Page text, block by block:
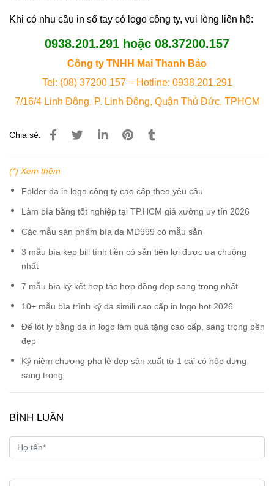
Khi có nhu cầu in sổ tay có logo công ty, vui lòng liên hệ:
0938.201.291 hoặc 08.37200.157
Công ty TNHH Mai Thanh Bảo
Tel: (08) 37200 157 – Hotline: 0938.201.291
7/16/4 Linh Đông, P. Linh Đông, Quận Thủ Đức, TPHCM
Chia sẻ:
(*) Xem thêm
Folder da in logo công ty cao cấp theo yêu cầu
Làm bìa bằng tốt nghiệp tại TP.HCM giá xưởng uy tín 2026
Các mẫu sản phẩm bìa da MD999 có mẫu sẵn
3 mẫu bìa kẹp bill tính tiền có sẵn tiện lợi được ưa chuộng
nhất
7 mẫu bìa ký kết hợp tác hợp đồng đẹp sang trọng nhất
10+ mẫu bìa trình ký da simili cao cấp in logo hot 2026
Đế lót ly bằng da in logo làm quà tặng cao cấp, sang trọng bền
đẹp
Kỷ niệm chương pha lê đẹp sản xuất từ 1 cái có hộp đựng
sang trọng
BÌNH LUẬN